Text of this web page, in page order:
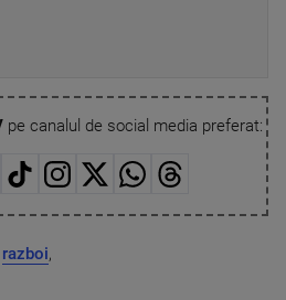
pe canalul de social media preferat:
razboi,